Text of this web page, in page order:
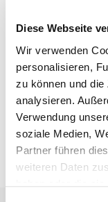
Diese Webseite
Wir verwenden
personalisieren,
zu können und
analysieren.
Verwendung
soziale Medien,
Partner führen
weiteren Daten
Details
Bewertungen